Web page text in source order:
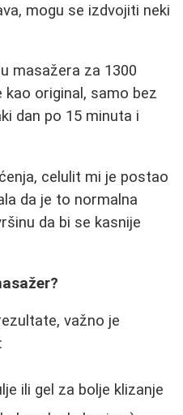
mogu se izdvojiti neki
masažera za 1300
original, samo bez
dan po 15 minuta i
celulit mi je postao
da je to normalna
da bi se kasnije
važno je
ili gel za bolje klizanje